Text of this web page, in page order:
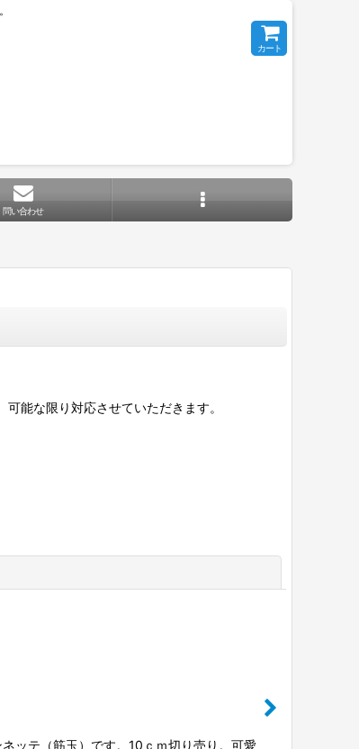
カート
問い合わせ
能な限り対応させていただきます。
ッテ（筋玉）です。10ｃｍ切り売り。可愛